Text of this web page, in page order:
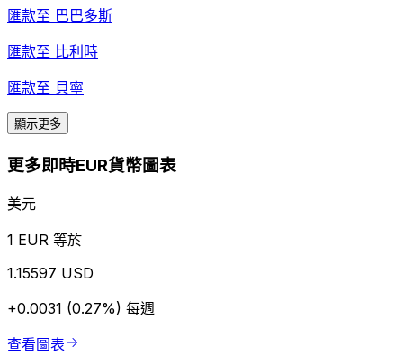
匯款至 巴巴多斯
匯款至 比利時
匯款至 貝寧
顯示更多
更多即時EUR貨幣圖表
美元
1 EUR 等於
1.15597 USD
+0.0031 (0.27%) 每週
查看圖表